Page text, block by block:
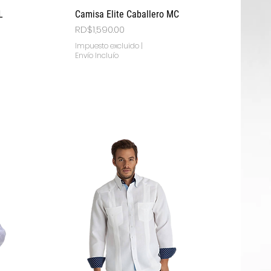
Vista rápida
Camisa Elite Caballero MC
Precio
RD$1,590.00
Impuesto excluido |
Envío Incluío